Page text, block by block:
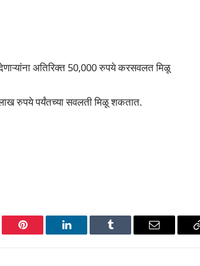
अतिरिक्त 50,000 रुपये करसवलत मिळू
रुपये पर्यंतच्या सवलती मिळू शकतात.
Pinterest LinkedIn Tumblr Email